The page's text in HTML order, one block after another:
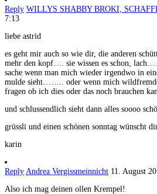
Reply WILLYS SHABBY BROKI,
7:13
liebe astrid
es geht mir auch so wie dir, die anderen
mehr den kopf…. sie wissen es schon,
sache wenn man mich wieder irgendwo in
mulde sieht…….. oder wenn mich
fragen ob ich dies oder das noch brauchen
und schlussendlich sieht dann alles soooo
grüssli und einen schönen sonntag wünscht
karin
Reply Andrea Vergissmeinnicht 11. August
Also ich mag deinen ollen Krempel!